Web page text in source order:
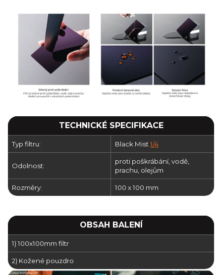
TECHNICKÉ SPECIFIKACE
Typ filtru: Black Mist1/4
Odolnost:
proti poškrábání, vodě,
prachu, olejům
Rozměry: 100 x 100 mm
OBSAH BALENÍ
1) 100x100mm filtr
2) Kožené pouzdro